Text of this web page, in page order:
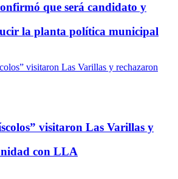
que será candidato y
la planta política municipal
visitaron Las Varillas y
con LLA